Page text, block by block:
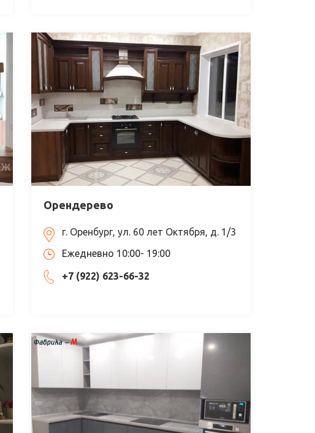
Орендерево
г. Оренбург, ул. 60 лет Октября, д. 1/3
Ежедневно 10:00- 19:00
+7 (922) 623-66-32